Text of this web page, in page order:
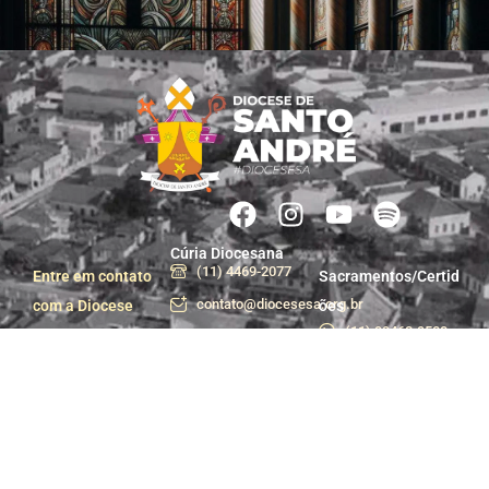
Entre em contato
com a Diocese
Cúria Diocesana
(11) 4469-2077
contato@diocesesa.org.br
Sacramentos/Certid
ões
(11) 99463-9500